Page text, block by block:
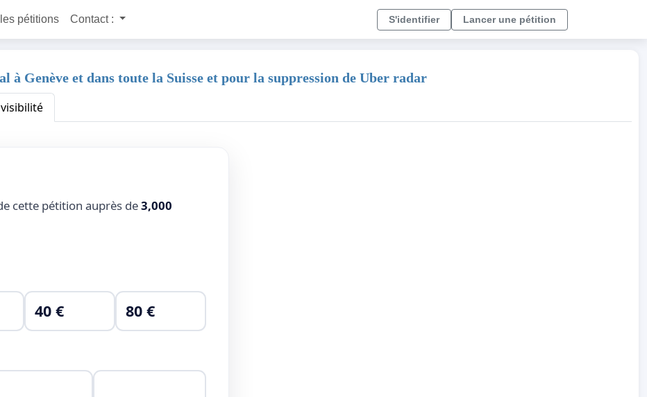
pétitions Contact : S'identifier Lancer une pétition
Genève et dans toute la Suisse et pour la suppression de Uber radar
cette pétition auprès de3,000
40 € 80 €